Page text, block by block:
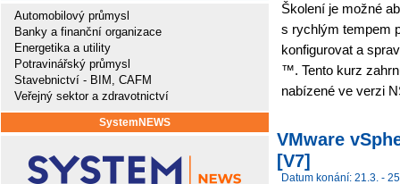
Automobilový průmysl
Banky a finanční organizace
Energetika a utility
Potravinářský průmysl
Stavebnictví - BIM, CAFM
Veřejný sektor a zdravotnictví
SystemNEWS
Školení je možné
s rychlým tempem
konfigurovat a
™. Tento kurz
nabízené ve verzi
VMware
[V7]
Datum konání: 21.3. -